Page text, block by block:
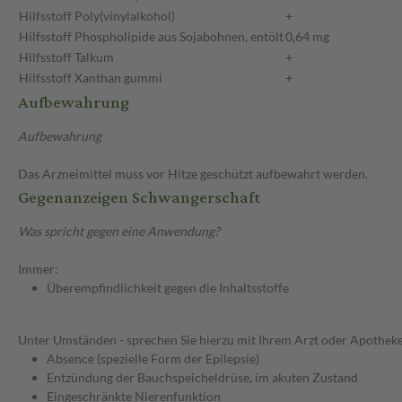
Hilfsstoff Poly(vinylalkohol)
+
Hilfsstoff Phospholipide aus Sojabohnen, entölt0,64 mg
HilfsstoffTalkum
+
Hilfsstoff Xanthan gummi +
Aufbewahrung
Aufbewahrung
Das Arzneimittel muss vor Hitze geschützt aufbewahrt werden.
Gegenanzeigen Schwangerschaft
Was spricht gegen eine Anwendung?
Immer:
Überempfindlichkeit gegen die Inhaltsstoffe
Unter Umständen - sprechen Sie hierzu mit Ihrem Arzt oder
Absence (spezielle Form der Epilepsie)
Entzündung der Bauchspeicheldrüse, im akuten Zustand
Eingeschränkte Nierenfunktion